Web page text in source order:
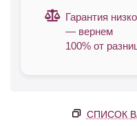
Гарантия
— вернем
100% от
СПИСОК